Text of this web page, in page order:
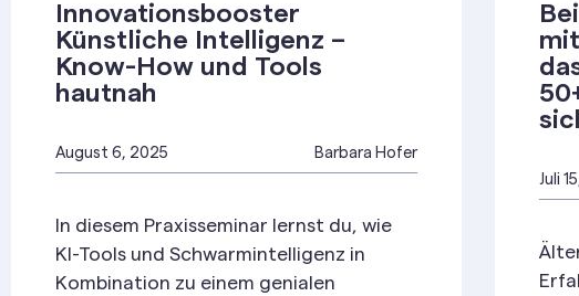
Innovationsbooster
Künstliche Intelligenz –
Know-How und Tools
hautnah
August 6, 2025 Barbara Hofer
In diesem Praxisseminar lernst du, wie
KI-Tools und Schwarmintelligenz in
Kombination zu einem genialen
Juli